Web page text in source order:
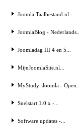
Joomla.Taalbestand.nl -...
JoomlaBlog - Nederlands...
Joomladag III 4 en 5...
MijnJoomlaSite.nl...
MyStudy: Joomla - Open...
Snelstart 1.0.x -...
Software updates -...